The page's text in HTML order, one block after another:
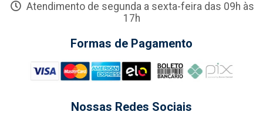
Atendimento de segunda a sexta-feira das 09h às
17h
Formas de Pagamento
Nossas Redes Sociais